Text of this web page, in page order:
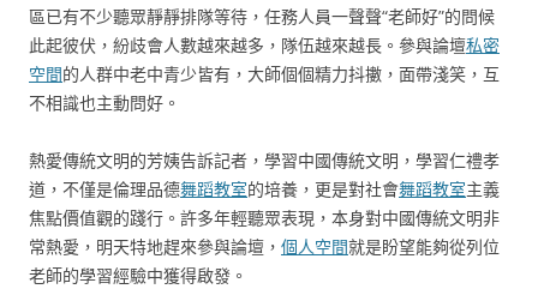
區已有不少聽眾靜靜排隊等待，任務人員一聲聲“老師好”的問候
此起彼伏，紛歧會人數越來越多，隊伍越來越長。參與論壇私密
空間的人群中老中青少皆有，大師個個精力抖擻，面帶淺笑，互
不相識也主動問好。
熱愛傳統文明的芳姨告訴記者，學習中國傳統文明，學習仁禮孝
道，不僅是倫理品德舞蹈教室的培養，更是對社會舞蹈教室主義
焦點價值觀的踐行。許多年輕聽眾表現，本身對中國傳統文明非
常熱愛，明天特地趕來參與論壇， 個人空間就是盼望能夠從列位
老師的學習經驗中獲得啟發。